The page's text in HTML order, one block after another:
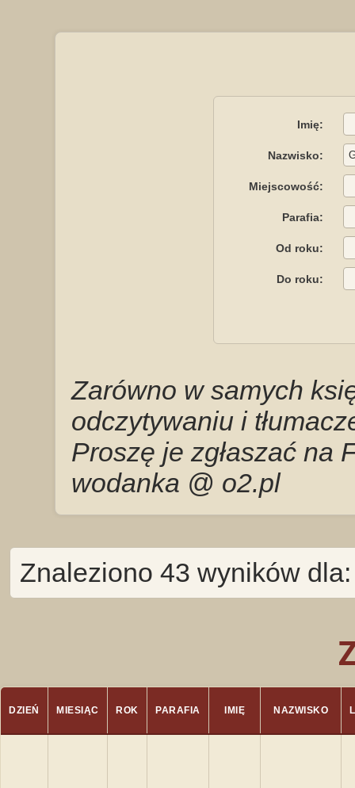
Imię:
Nazwisko:
Miejscowość:
Parafia:
Od roku:
Do roku:
Zarówno w samych
odczytywaniu i
Proszę je zgłaszać na
wodanka @ o2.pl
Znaleziono 43 wyników
DZIEŃ MIESIĄC ROK PARAFIA IMIĘ NAZWISKO